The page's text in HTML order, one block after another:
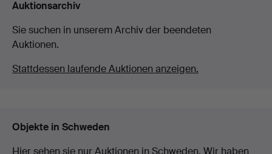
Auktionsarchiv
Sie suchen in unserem Archiv der beendeten
Auktionen.
Stattdessen laufende Auktionen anzeigen.
Objekte in Schweden
Hier sehen sie nur Auktionen in Schweden. Wir haben